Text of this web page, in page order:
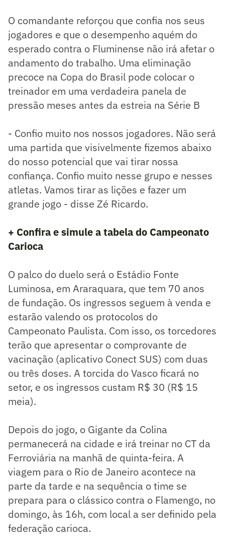
O comandante reforçou que confia nos seus
jogadores e que o desempenho aquém do
esperado contra o Fluminense não irá afetar o
andamento do trabalho. Uma eliminação
precoce na Copa do Brasil pode colocar o
treinador em uma verdadeira panela de
pressão meses antes da estreia na Série B
- Confio muito nos nossos jogadores. Não será
uma partida que visivelmente fizemos abaixo
do nosso potencial que vai tirar nossa
confiança. Confio muito nesse grupo e nesses
atletas. Vamos tirar as lições e fazer um
grande jogo - disse Zé Ricardo.
+ Confira e simule a tabela do Campeonato
Carioca
O palco do duelo será o Estádio Fonte
Luminosa, em Araraquara, que tem 70 anos
de fundação. Os ingressos seguem à venda e
estarão valendo os protocolos do
Campeonato Paulista. Com isso, os torcedores
terão que apresentar o comprovante de
vacinação (aplicativo Conect SUS) com duas
ou três doses. A torcida do Vasco ficará no
setor, e os ingressos custam R$ 30 (R$ 15
meia).
Depois do jogo, o Gigante da Colina
permanecerá na cidade e irá treinar no CT da
Ferroviária na manhã de quinta-feira. A
viagem para o Rio de Janeiro acontece na
parte da tarde e na sequência o time se
prepara para o clássico contra o Flamengo, no
domingo, às 16h, com local a ser definido pela
federação carioca.